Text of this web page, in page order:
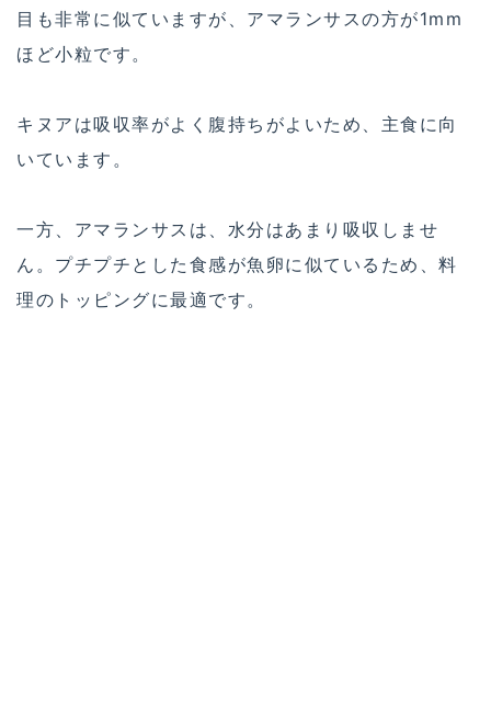
目も非常に似ていますが、アマランサスの方が1mm
ほど小粒です。
キヌアは吸収率がよく腹持ちがよいため、主食に向
いています。
一方、アマランサスは、水分はあまり吸収しませ
ん。プチプチとした食感が魚卵に似ているため、料
理のトッピングに最適です。